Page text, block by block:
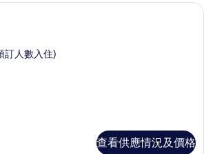
高級寢具、迷你吧、房內夾萬、遮光
訂人數入住)
查看供應情況及價格